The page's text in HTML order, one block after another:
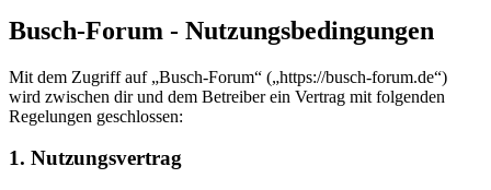
Busch-Forum - Nutzungsbedingungen
Mit dem Zugriff auf „Busch-Forum“ („https://busch-forum.de“)
wird zwischen dir und dem Betreiber ein Vertrag mit folgenden
Regelungen geschlossen:
1. Nutzungsvertrag